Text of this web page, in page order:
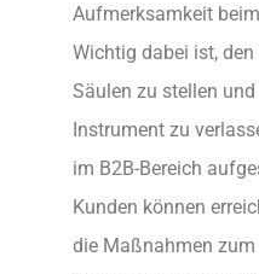
Aufmerksamkeit
Wichtig dabei ist,
Säulen zu stellen
Instrument zu
im B2B-Bereich
Kunden können
die Maßnahmen